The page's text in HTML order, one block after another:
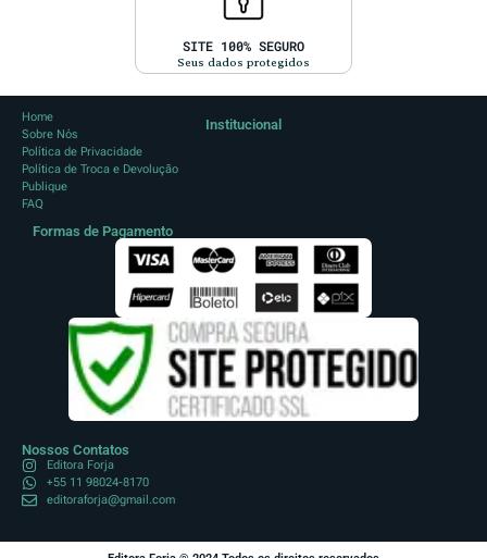
SITE 100% SEGURO
Seus dados protegidos
Institucional
Home
Sobre Nós
Política de Privacidade
Política de Troca e Devolução
Publique
FAQ
Nossos Contatos
Editora Forja
+55 11 98024-8170
editoraforja@gmail.com
Formas de Pagamento